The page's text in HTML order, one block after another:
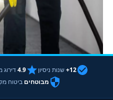
12+ שנות ניסיון 4.9דירוג
מבוטחים ביטוח